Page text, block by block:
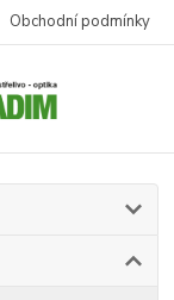
Obchodní podmínky